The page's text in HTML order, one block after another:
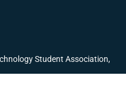
Student Association,